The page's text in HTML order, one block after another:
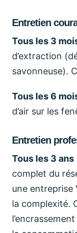
Entretien
Tous les 3
d’extraction
savonneuse).
Tous les 6
d’air sur les
Entretien
Tous les 3 ans
complet du
une entreprise
la complexité.